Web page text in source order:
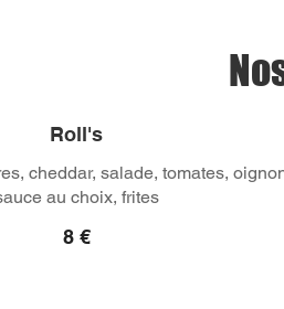
Roll's
cheddar, salade, tomates,
au choix, frites
8 €